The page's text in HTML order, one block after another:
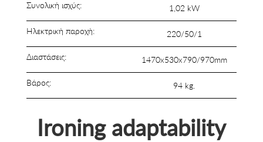
Συνολική ισχύς:
Ηλεκτρική παροχή:
Διαστάσεις:
Βάρος:
1,02 kW
220/50/1
1470x530x790/970mm
94 kg.
Ironing adaptability